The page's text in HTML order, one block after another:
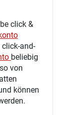
click &
and-
beliebig
von
können